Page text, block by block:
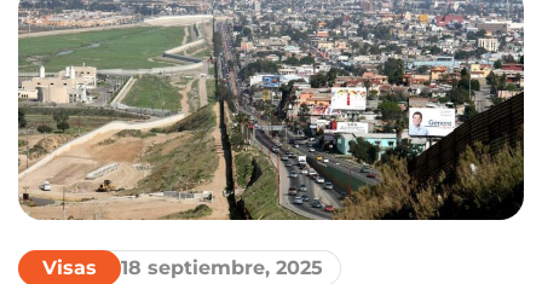
Visas 18 septiembre, 2025